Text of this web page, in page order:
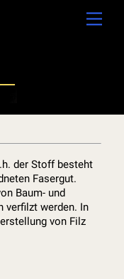
der Stoff besteht
Fasergut.
Baum- und
verfilzt werden. In
von Filz